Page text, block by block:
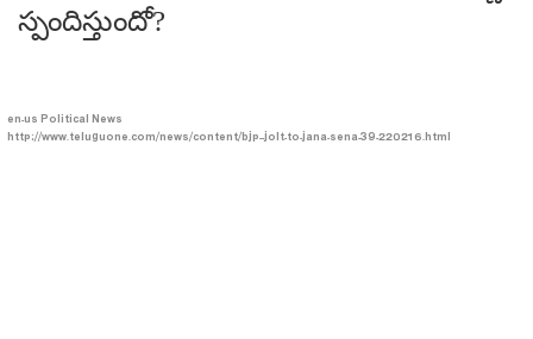
స్పందిస్తుందో?
en-usPolitical News
http://www.teluguone.com/news/content/bjp--jolt-to-jana-sena-39-220216.html